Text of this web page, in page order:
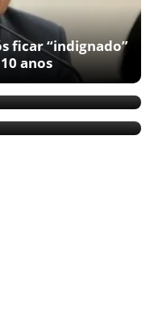
ficar “indignado”
anos
de pedofilia e é
abusar e
na Bahia